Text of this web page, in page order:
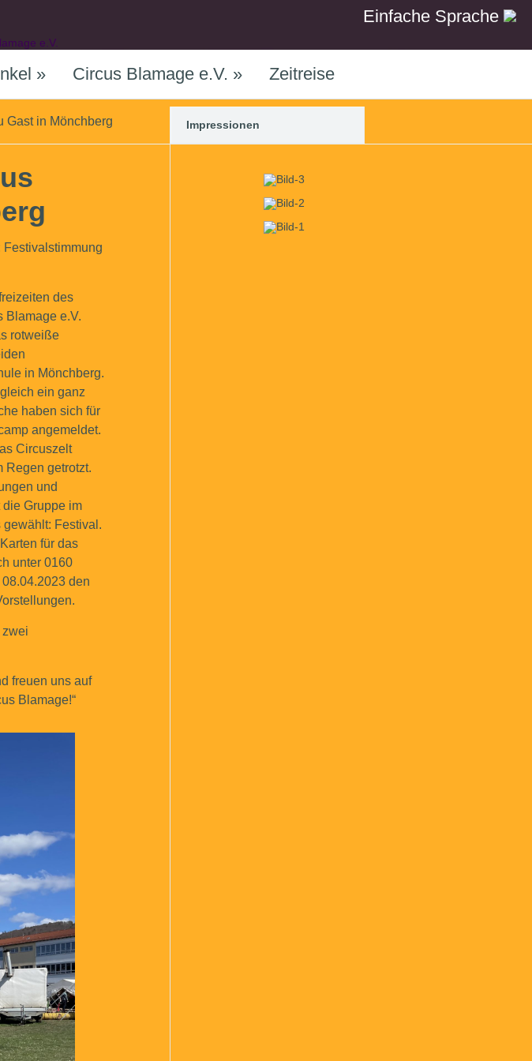
Einfache Sprache
» Circus Blamage e.V. » Zeitreise
Gast in Mönchberg
Festivalstimmung
des
Blamage e.V.
rotweiße
in Mönchberg.
ein ganz
haben sich für
angemeldet.
Circuszelt
Regen getrotzt.
und
Gruppe im
Festival.
für das
unter 0160
den
freuen uns auf
Blamage!“
Impressionen